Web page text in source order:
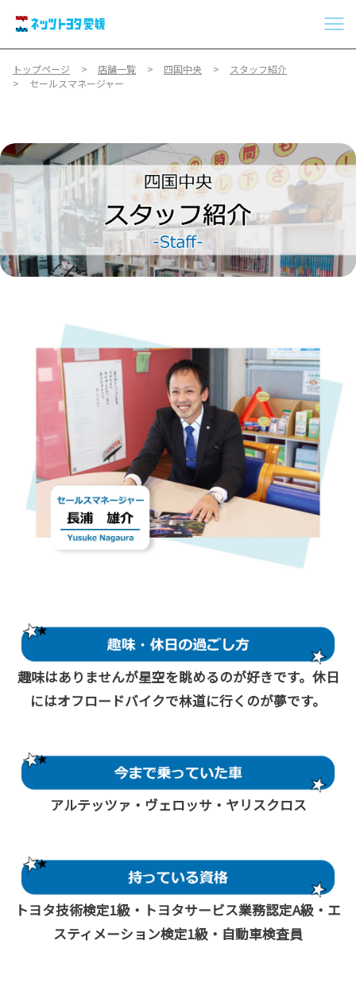
トップページ 店舗一覧 四国中央
スタッフ紹介
セールスマネージャー
趣味はありませんが星空を眺めるのが好きです。休日
にはオフロードバイクで林道に行くのが夢です。
アルテッツァ・ヴェロッサ・ヤリスクロス
トヨタ技術検定1級・トヨタサービス業務認定A級・エ
スティメーション検定1級・自動車検査員